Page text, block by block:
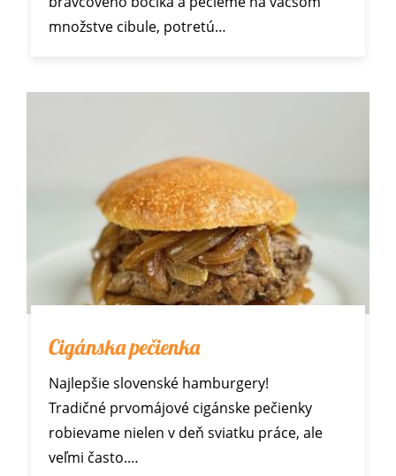
množstve cibule, potretú…
Cigánska pečienka
Najlepšie slovenské hamburgery!
Tradičné prvomájové cigánske pečienky
robievame nielen v deň sviatku práce, ale
veľmi často.…